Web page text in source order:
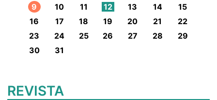
9
10 11 12 13 14
15
16
17 18 19 20 21
22
23
24 25 26 27 28
29
30
31
REVISTA